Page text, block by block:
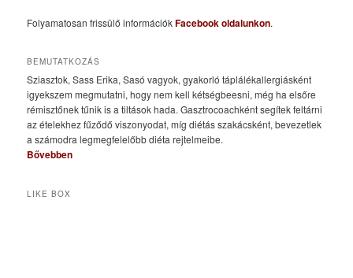
Folyamatosan frissülő információkFacebook oldalunkon.
BEMUTATKOZÁS
Sziasztok, Sass Erika, Sasó vagyok, gyakorló táplálékallergiásként
igyekszem megmutatni, hogy nem kell kétségbeesni, még ha elsőre
rémisztőnek tűnik is a tiltások hada. Gasztrocoachként segítek feltárni
az ételekhez fűződő viszonyodat, míg diétás szakácsként, bevezetlek
a számodra legmegfelelőbb diéta rejtelmeibe.
Bővebben
LIKE BOX